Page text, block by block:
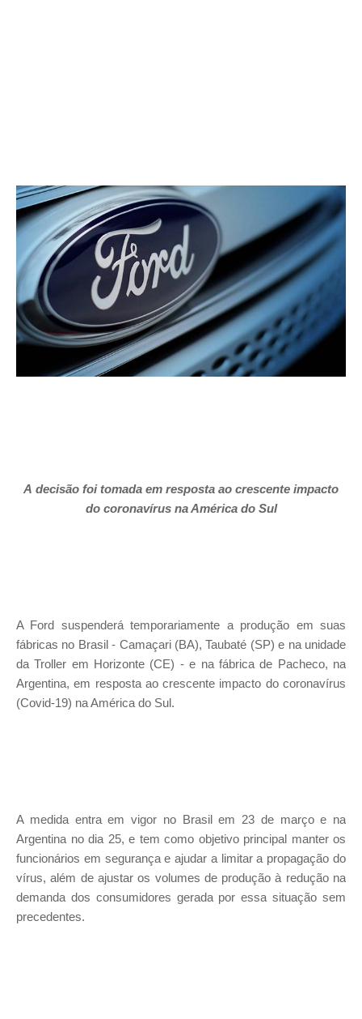
A decisão foi tomada em resposta ao crescente impacto
do coronavírus na América do Sul
A Ford suspenderá temporariamente a produção em suas
fábricas no Brasil - Camaçari (BA), Taubaté (SP) e na unidade
da Troller em Horizonte (CE) - e na fábrica de Pacheco, na
Argentina, em resposta ao crescente impacto do coronavírus
(Covid-19) na América do Sul.
A medida entra em vigor no Brasil em 23 de março e na
Argentina no dia 25, e tem como objetivo principal manter os
funcionários em segurança e ajudar a limitar a propagação do
vírus, além de ajustar os volumes de produção à redução na
demanda dos consumidores gerada por essa situação sem
precedentes.